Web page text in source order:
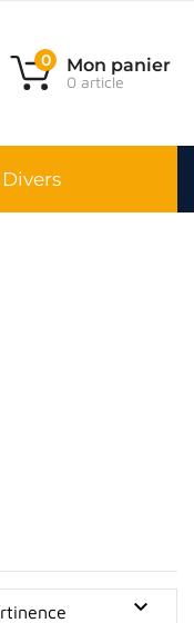
0 Mon panier
0 article
Divers
